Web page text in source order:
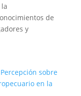
de
y